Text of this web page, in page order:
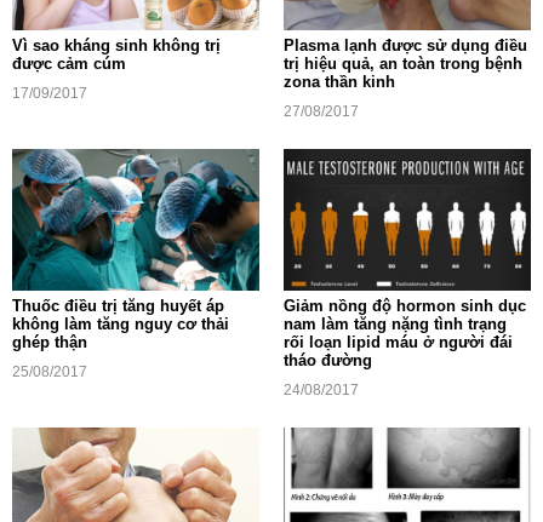
Vì sao kháng sinh không trị
được cảm cúm
17/09/2017
Plasma lạnh được sử dụng điều
trị hiệu quả, an toàn trong bệnh
zona thần kinh
27/08/2017
Thuốc điều trị tăng huyết áp
không làm tăng nguy cơ thải
ghép thận
25/08/2017
Giảm nồng độ hormon sinh dục
nam làm tăng nặng tình trạng
rối loạn lipid máu ở người đái
tháo đường
24/08/2017